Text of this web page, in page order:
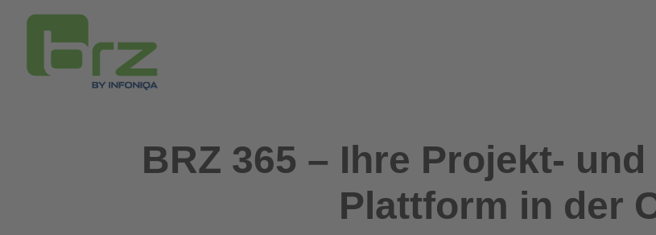
BRZ 365 – Ihre Projekt-
Plattform in der